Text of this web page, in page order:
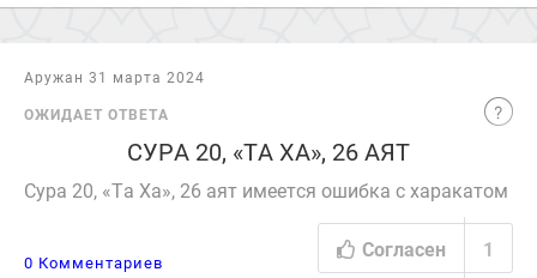
Аружан 31 марта 2024
ОЖИДАЕТ ОТВЕТА
СУРА 20, «ТА ХА», 26 АЯТ
Сура 20, «Та Ха», 26 аят имеется ошибка с харакатом
0 Комментариев
Согласен 1